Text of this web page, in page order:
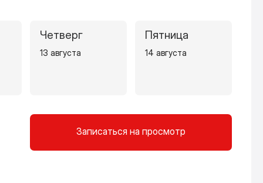
Четверг
13 августа
Пятница
14 августа
Записаться на просмотр